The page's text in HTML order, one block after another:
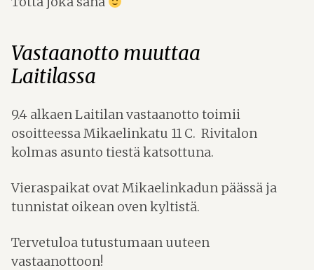
Vastaanotto muuttaa
Laitilassa
9.4 alkaen Laitilan vastaanotto toimii
osoitteessa Mikaelinkatu 11 C. Rivitalon
kolmas asunto tiestä katsottuna.
Vieraspaikat ovat Mikaelinkadun päässä ja
tunnistat oikean oven kyltistä.
Tervetuloa tutustumaan uuteen
vastaanottoon!